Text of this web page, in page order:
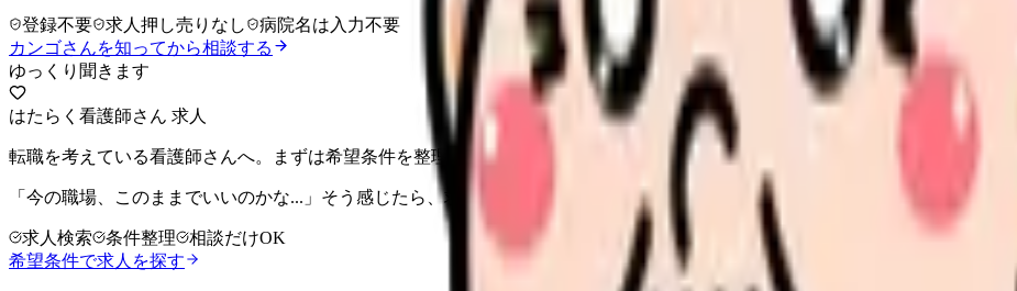
登録不要 求人押し売りなし
病院名は入力不要
カンゴさんを知ってから相談する
ゆっくり聞きます
はたらく看護師さん 求人
転職を考えている看護師さんへ。まずは希望条件を整理して、求人を見比べられます。
「今の職場、このままでいいのかな...」そう感じたら、求人票の条件と応募前に確認したい不安を分けて整理してみてください。
求人検索 条件整理
相談だけOK
希望条件で求人を探す